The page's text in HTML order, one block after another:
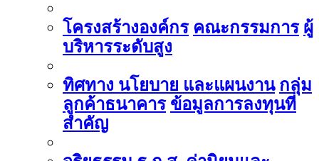
โครงสร้างองค์กร คณะกรรมการ ผู้
บริหารระดับสูง
ทิศทาง นโยบาย และแผนงาน กลุ่ม
ลูกค้าธนาคาร ข้อมูลการลงทุนที่
สำคัญ